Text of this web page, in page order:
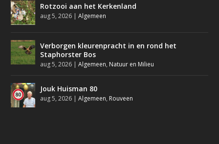
Rotzooi aan het Kerkenland
aug 5, 2026 |Algemeen
Verborgen kleurenpracht in en rond het
Staphorster Bos
aug 5, 2026 |Algemeen, Natuur en Milieu
Jouk Huisman 80
aug 5, 2026 |Algemeen, Rouveen